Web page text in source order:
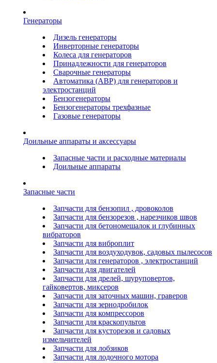
Генераторы
Дизель генераторы
Инверторные генераторы
Колеса для генераторов
Принадлежности для генераторов
Сварочные генераторы
Автоматика (АВР) для генераторов и
электростанций
Бензогенераторы
Бензогенераторы трехфазные
Газовые генераторы
Доильные аппараты и аксессуары
Запасные части и расходные материалы
Доильные аппараты
Запасные части
Запчасти для бензопил , дровоколов
Запчасти для бензорезов , нарезчиков швов
Запчасти для бетономешалок и глубинных
вибраторов
Запчасти для виброплит
Запчасти для воздуходувок, садовых пылесосов
Запчасти для генераторов , электростанций
Запчасти для двигателей
Запчасти для дрелей, шуруповертов,
гайковертов, миксеров
Запчасти для заточных машин, граверов
Запчасти для зернодробилок
Запчасти для компрессоров
Запчасти для краскопультов
Запчасти для кусторезов и садовых
измельчителей
Запчасти для лобзиков
Запчасти для лодочного мотора